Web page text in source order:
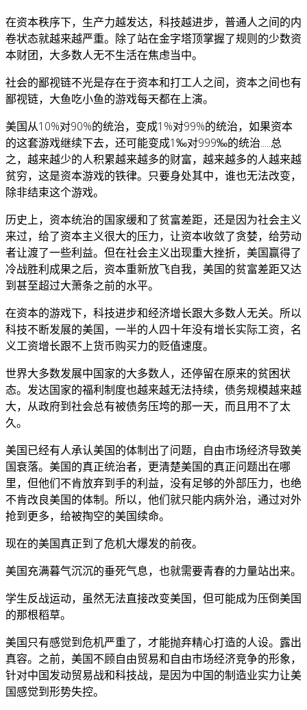
在资本秩序下，生产力越发达，科技越进步，普通人之间的内
卷状态就越来越严重。除了站在金字塔顶掌握了规则的少数资
本财团，大多数人无不生活在焦虑当中。
社会的鄙视链不光是存在于资本和打工人之间，资本之间也有
鄙视链，大鱼吃小鱼的游戏每天都在上演。
美国从10%对90%的统治，变成1%对99%的统治，如果资本
的这套游戏继续下去，还可能变成1‰对999‰的统治.....总
之，越来越少的人积累越来越多的财富，越来越多的人越来越
贫穷，这是资本游戏的铁律。只要身处其中，谁也无法改变，
除非结束这个游戏。
历史上，资本统治的国家缓和了贫富差距，还是因为社会主义
来过，给了资本主义很大的压力，让资本收敛了贪婪，给劳动
者让渡了一些利益。但在社会主义出现重大挫折，美国赢得了
冷战胜利成果之后，资本重新放飞自我，美国的贫富差距又达
到甚至超过大萧条之前的水平。
在资本的游戏下，科技进步和经济增长跟大多数人无关。所以
科技不断发展的美国，一半的人四十年没有增长实际工资，名
义工资增长跟不上货币购买力的贬值速度。
世界大多数发展中国家的大多数人，还停留在原来的贫困状
态。发达国家的福利制度也越来越无法持续，债务规模越来越
大，从政府到社会总有被债务压垮的那一天，而且用不了太
久。
美国已经有人承认美国的体制出了问题，自由市场经济导致美
国衰落。美国的真正统治者，更清楚美国的真正问题出在哪
里，但他们不肯放弃到手的利益，没有足够的外部压力，也绝
不肯改良美国的体制。所以，他们就只能内病外治，通过对外
抢到更多，给被掏空的美国续命。
现在的美国真正到了危机大爆发的前夜。
美国充满暮气沉沉的垂死气息，也就需要青春的力量站出来。
学生反战运动，虽然无法直接改变美国，但可能成为压倒美国
的那根稻草。
美国只有感觉到危机严重了，才能抛弃精心打造的人设。露出
真容。之前，美国不顾自由贸易和自由市场经济竞争的形象，
针对中国发动贸易战和科技战，是因为中国的制造业实力让美
国感觉到形势失控。